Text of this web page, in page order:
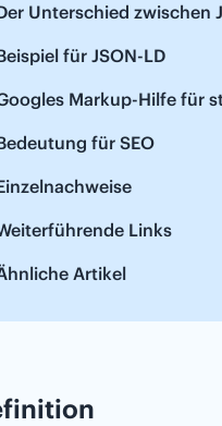
Unterschied zwischen
für JSON-LD
Markup-Hilfe für
für SEO
Links
Artikel